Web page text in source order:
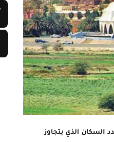
السكان الذي يتجاوز